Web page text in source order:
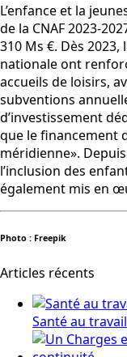
L’enfance et la
de la CNAF 2023-
310 Ms €. Dès
nationale ont
accueils de loisirs,
subventions
d’investissement
que le financement
méridienne».
l’inclusion des
également mis en
Photo : Freepik
Articles récents
Santé au